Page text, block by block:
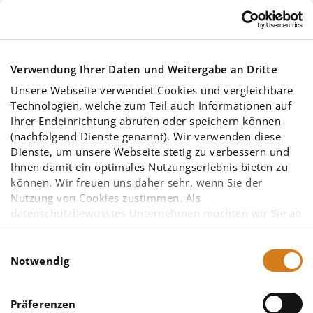
Verwendung Ihrer Daten und Weitergabe an Dritte
Unsere Webseite verwendet Cookies und vergleichbare
Technologien, welche zum Teil auch Informationen auf
Ihrer Endeinrichtung abrufen oder speichern können
(nachfolgend Dienste genannt). Wir verwenden diese
Dienste, um unsere Webseite stetig zu verbessern und
Ihnen damit ein optimales Nutzungserlebnis bieten zu
können. Wir freuen uns daher sehr, wenn Sie der
Nutzung von Cookies zustimmen. Als
datenschutzbewusstes Unternehmen möchten wir Sie an
dieser Stelle bereits darauf hinweisen, dass
Diensteanbieter – insbesondere solche mit Sitz in den
anderer gesetzlicher Grundlagen nicht vorrangig dem
europäischen Datenschutzrecht unterliegen. Eine
Notwendig
Präferenzen
Die Software für
Energie­management,
Klima & Umwelt
Von Profis für Profis
Ressourcenwende und zum Klimaschutz leisten.